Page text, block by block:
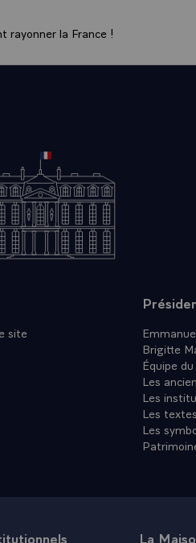
rayonner la France !
site
Brigitte
Équipe
Les
Les
Les
Les
La